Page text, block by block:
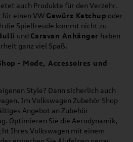
auch Produkte für den Verzehr.
für einen VW Gewürz Ketchup oder
die Spielfreude kommt nicht zu
und Caravan Anhänger haben
ganz viel Spaß.
- Mode, Accessoires und
Style? Dann sicherlich auch
Im Volkswagen Zubehör Shop
Angebot an Zubehör
Optimieren Sie die Aerodynamik,
Ihres Volkswagen mit einem